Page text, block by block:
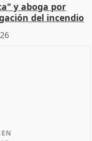
y aboga por
del incendio